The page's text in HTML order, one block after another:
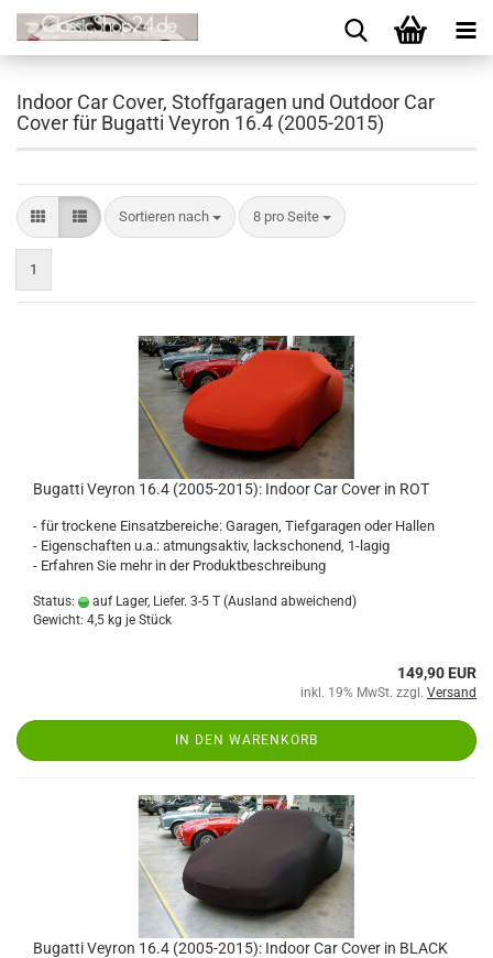
Indoor Car Cover, Stoffgaragen und Outdoor Car
Cover für Bugatti Veyron 16.4 (2005-2015)
Sortieren nach 8 pro Seite
1
Bugatti Veyron 16.4 (2005-2015): Indoor Car Cover in ROT
- für trockene Einsatzbereiche: Garagen, Tiefgaragen oder Hallen
- Eigenschaften u.a.: atmungsaktiv, lackschonend, 1-lagig
- Erfahren Sie mehr in der Produktbeschreibung
Status: auf Lager, Liefer. 3-5 T (Ausland abweichend)
Gewicht: 4,5 kg je Stück
149,90 EUR
inkl. 19% MwSt. zzgl. Versand
IN DEN WARENKORB
Bugatti Veyron 16.4 (2005-2015): Indoor Car Cover in BLACK